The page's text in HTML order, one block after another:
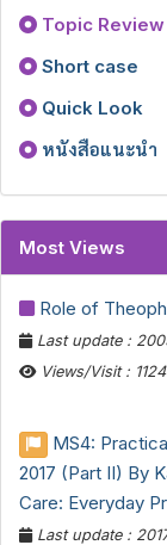
Topic Review
Short case
Quick Look
หนังสือแนะนำ
Most Views
Role of
Last update :
Views/Visit :
MS4:
2017 (Part II) By
Care: Everyday
Last update :